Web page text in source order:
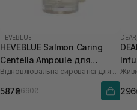
HEVEBLUE
HEVEBLUE Salmon Caring
Centella Ampoule для
зволоження та зміцнення Відновлювальна сироватка для обличчя
587₴690₴